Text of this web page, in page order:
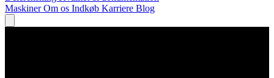
MaskinerOm os Indkøb Karriere Blog